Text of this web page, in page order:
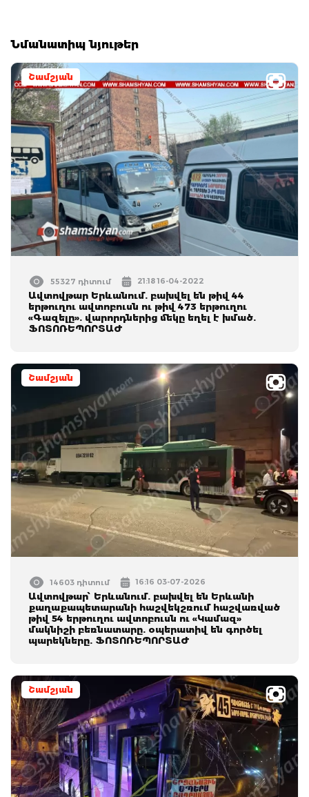
Նմանատիպ նյութեր
Շամշյան
55327 դիտում 21:18 16-04-2022
Ավտովթար Երևանում. բախվել են թիվ 44
երթուղու ավտոբուսն ու թիվ 473 երթուղու
«Գազելը». վարորդներից մեկը եղել է խմած.
ՖՈՏՈՌԵՊՈՐՏԱԺ
Շամշյան
14603 դիտում 16:16 03-07-2026
Ավտովթար՝ Երևանում. բախվել են Երևանի
քաղաքապետարանի հաշվեկշռում հաշվառված
թիվ 54 երթուղու ավտոբուսն ու «Կամազ»
մակնիշի բեռնատարը. օպերատիվ են գործել
պարեկները. ՖՈՏՈՌԵՊՈՐՏԱԺ
Շամշյան